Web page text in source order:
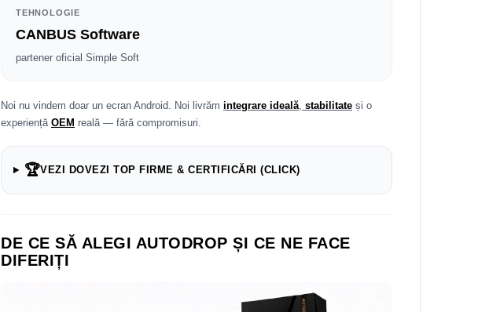
TEHNOLOGIE
CANBUS Software
partener oficial Simple Soft
Noi nu vindem doar un ecran Android. Noi livrăm integrare ideală, stabilitate și o
experiență OEM reală — fără compromisuri.
🏆VEZI DOVEZI TOP FIRME & CERTIFICĂRI (CLICK)
DE CE SĂ ALEGI AUTODROP ȘI CE NE FACE
DIFERIȚI